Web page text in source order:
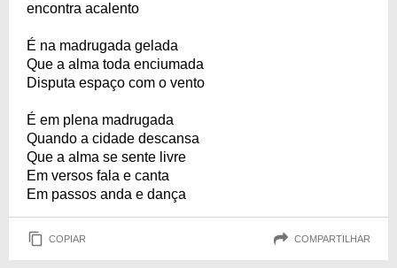
encontra acalento
É na madrugada gelada
Que a alma toda enciumada
Disputa espaço com o vento
É em plena madrugada
Quando a cidade descansa
Que a alma se sente livre
Em versos fala e canta
Em passos anda e dança
COPIAR COMPARTILHAR